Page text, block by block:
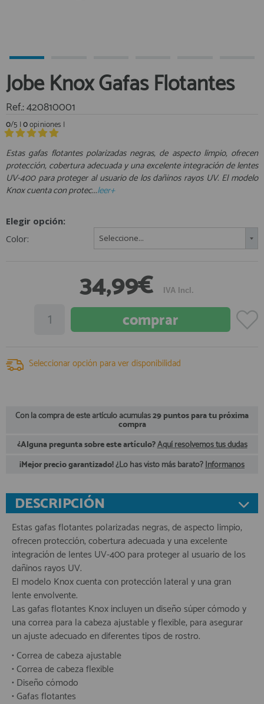
Libros
Mantenimiento y Limpieza
Motonautica
Motores
Navegacion
Neveras y Termos
Seguridad
Pesca
AFILIADOS
INFORMACION
Sábados de 10:00 a 14:00
Solo para
info@francobordo.com
registro cliente
Acceder al
Área profesionales
Únete ya a los mas de de 500 Profesionales de la Náutica
registro profesional
Jobe Knox Gafas Flotantes
Ref.: 420810001
0/5 |0opiniones |
Estas gafas flotantes polarizadas negras, de aspecto limpio, ofrecen
protección, cobertura adecuada y una excelente integración de lentes
UV-400 para proteger al usuario de los dañinos rayos UV. El modelo
Knox cuenta con protec...leer+
Elegir opción:
Color:
Seleccione...
34,99€ IVA Incl.
Seleccionar opción para ver disponibilidad
Con la compra de este artículo acumulas29 puntos para tu próxima
compra
¿Alguna pregunta sobre este artículo?Aquí resolvemos tus dudas
¡Mejor precio garantizado!¿Lo has visto más barato?Infórmanos
DESCRIPCIÓN
Estas gafas flotantes polarizadas negras, de aspecto limpio,
ofrecen protección, cobertura adecuada y una excelente
integración de lentes UV-400 para proteger al usuario de los
dañinos rayos UV.
El modelo Knox cuenta con protección lateral y una gran
lente envolvente.
Las gafas flotantes Knox incluyen un diseño súper cómodo y
una correa para la cabeza ajustable y flexible, para asegurar
un ajuste adecuado en diferentes tipos de rostro.
• Correa de cabeza ajustable
• Correa de cabeza flexible
• Diseño cómodo
• Gafas flotantes